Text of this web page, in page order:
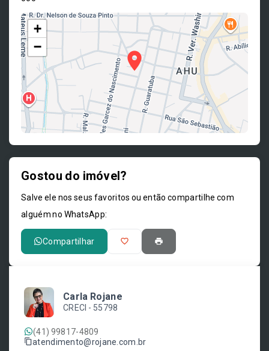
+
−
Gostou do imóvel?
Salve ele nos seus favoritos ou então compartilhe com
alguém no WhatsApp:
Compartilhar
Carla Rojane
CRECI - 55798
(41) 99817-4809
atendimento@rojane.com.br